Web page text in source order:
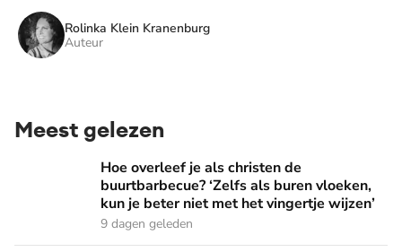
Rolinka Klein Kranenburg
Auteur
Meest gelezen
Hoe overleef je als christen de buurtbarbecue? ‘Zelfs als
Hoe overleef je als christen de
buurtbarbecue? ‘Zelfs als buren vloeken,
kun je beter niet met het vingertje wijzen’
9 dagen geleden